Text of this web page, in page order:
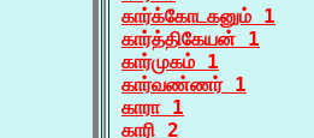
கார்க்கோடகனும் 1
கார்த்திகேயன் 1
கார்முகம் 1
கார்வண்ணர் 1
காரா 1
காரி 2